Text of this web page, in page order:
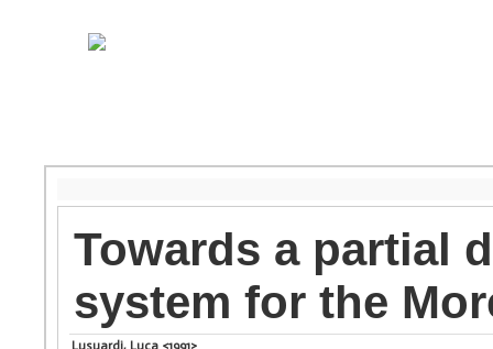
Towards a partial
system for the
Lusuardi, Luca <1991>